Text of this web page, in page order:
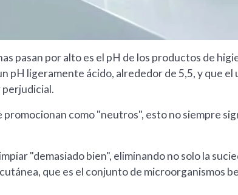
pasan por alto es el pH de los productos de
pH ligeramente ácido, alrededor de 5,5, y que
perjudicial.
promocionan como "neutros", esto no siempre
"demasiado bien", eliminando no solo la
que es el conjunto de microorganismos